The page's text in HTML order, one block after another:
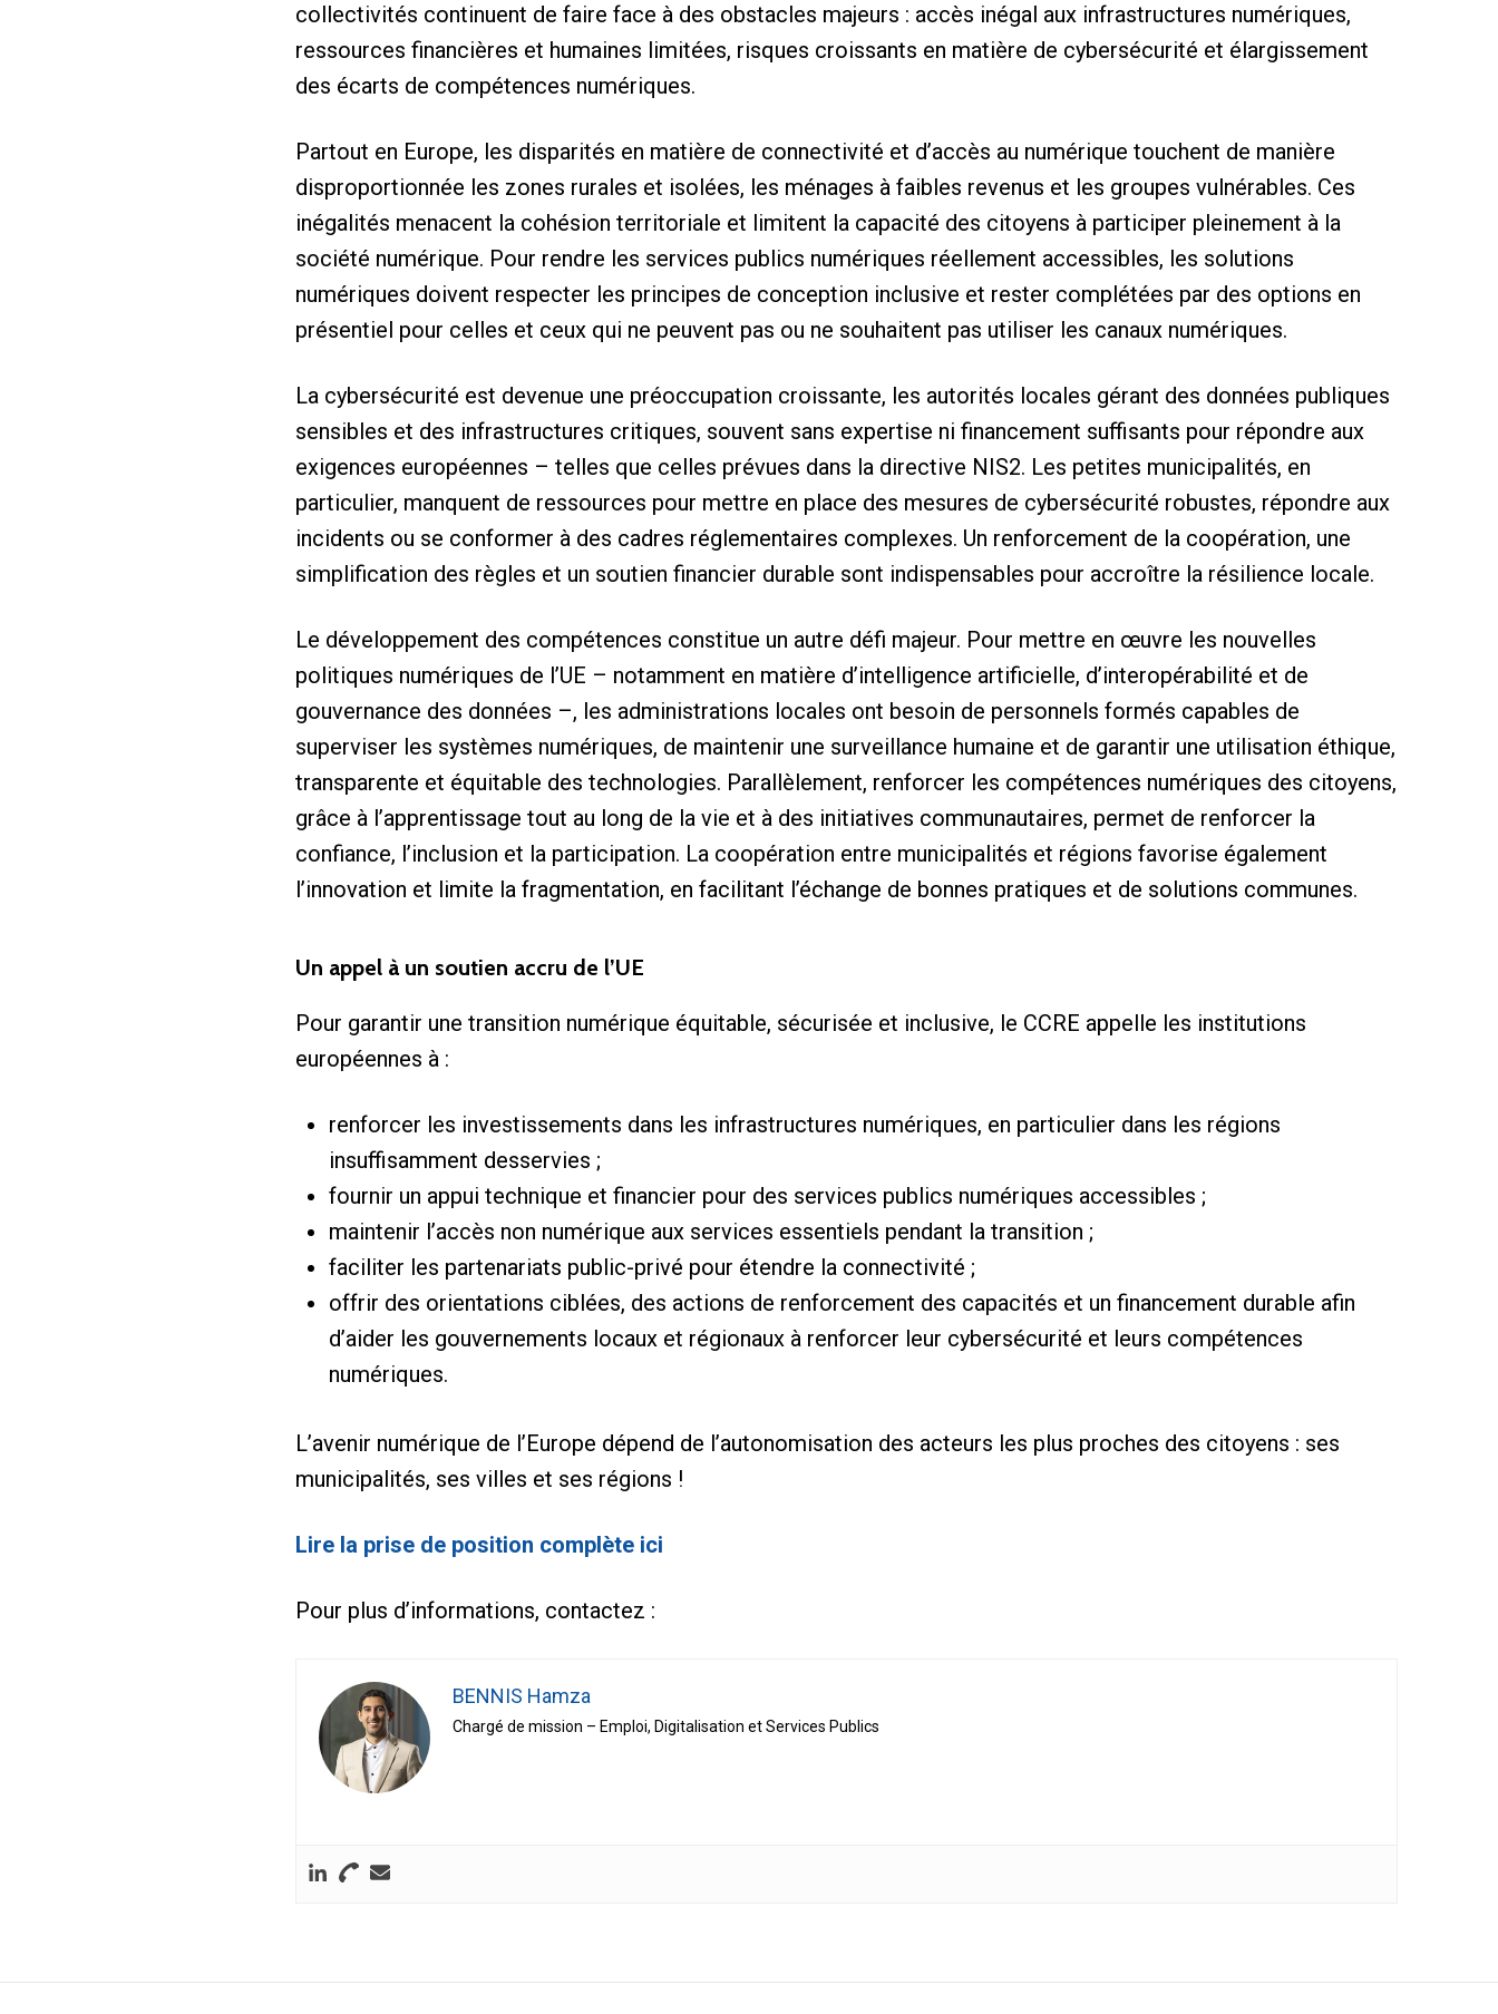
collectivités continuent de faire face à des obstacles majeurs : accès inégal aux infrastructures numériques,
ressources financières et humaines limitées, risques croissants en matière de cybersécurité et élargissement
des écarts de compétences numériques.
Partout en Europe, les disparités en matière de connectivité et d’accès au numérique touchent de manière
disproportionnée les zones rurales et isolées, les ménages à faibles revenus et les groupes vulnérables. Ces
inégalités menacent la cohésion territoriale et limitent la capacité des citoyens à participer pleinement à la
société numérique. Pour rendre les services publics numériques réellement accessibles, les solutions
numériques doivent respecter les principes de conception inclusive et rester complétées par des options en
présentiel pour celles et ceux qui ne peuvent pas ou ne souhaitent pas utiliser les canaux numériques.
La cybersécurité est devenue une préoccupation croissante, les autorités locales gérant des données publiques
sensibles et des infrastructures critiques, souvent sans expertise ni financement suffisants pour répondre aux
exigences européennes – telles que celles prévues dans la directive NIS2. Les petites municipalités, en
particulier, manquent de ressources pour mettre en place des mesures de cybersécurité robustes, répondre aux
incidents ou se conformer à des cadres réglementaires complexes. Un renforcement de la coopération, une
simplification des règles et un soutien financier durable sont indispensables pour accroître la résilience locale.
Le développement des compétences constitue un autre défi majeur. Pour mettre en œuvre les nouvelles
politiques numériques de l’UE – notamment en matière d’intelligence artificielle, d’interopérabilité et de
gouvernance des données –, les administrations locales ont besoin de personnels formés capables de
superviser les systèmes numériques, de maintenir une surveillance humaine et de garantir une utilisation éthique,
transparente et équitable des technologies. Parallèlement, renforcer les compétences numériques des citoyens,
grâce à l’apprentissage tout au long de la vie et à des initiatives communautaires, permet de renforcer la
confiance, l’inclusion et la participation. La coopération entre municipalités et régions favorise également
l’innovation et limite la fragmentation, en facilitant l’échange de bonnes pratiques et de solutions communes.
Un appel à un soutien accru de l’UE
Pour garantir une transition numérique équitable, sécurisée et inclusive, le CCRE appelle les institutions
européennes à :
renforcer les investissements dans les infrastructures numériques, en particulier dans les régions
insuffisamment desservies ;
fournir un appui technique et financier pour des services publics numériques accessibles ;
maintenir l’accès non numérique aux services essentiels pendant la transition ;
faciliter les partenariats public-privé pour étendre la connectivité ;
offrir des orientations ciblées, des actions de renforcement des capacités et un financement durable afin
d’aider les gouvernements locaux et régionaux à renforcer leur cybersécurité et leurs compétences
numériques.
L’avenir numérique de l’Europe dépend de l’autonomisation des acteurs les plus proches des citoyens : ses
municipalités, ses villes et ses régions !
Lire la prise de position complète ici
Pour plus d’informations, contactez :
BENNIS Hamza
Chargé de mission – Emploi, Digitalisation et Services Publics